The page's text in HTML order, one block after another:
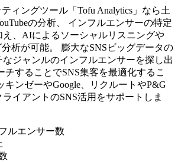
ィングツール「Tofu Analytics」なら土
の分析、 インフルエンサーの特定
、AIによるソーシャルリスニングや
析が可能。 膨大なSNSビッグデータの
ジャンルのインフルエンサーを探し出
チすることでSNS集客を最適化するこ
キンゼーやGoogle、リクルートやP&G
イアントのSNS活用をサポートしま
ルエンサー数